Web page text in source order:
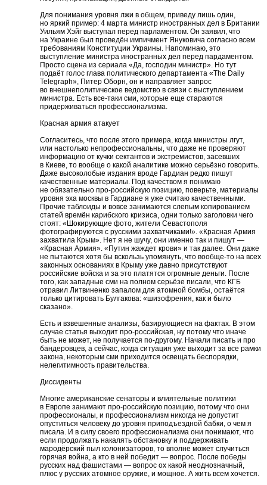
Для понимания уровня лжи в общем, приведу лишь один,
но яркий пример: 4 марта министр иностранных дел в Британии
Уильям Хэйг выступал перед парламентом. Он заявил, что
на Украине был проведён импичмент Януковича согласно всем
требованиям Конституции Украины. Напоминаю, это
выступление министра иностранных дел перед пардаментом.
Просто сцена из сериала «Да, господин министр». Но тут
подаёт голос глава политического департамента «The Daily
Telegraph», Питер Оборн, он и направляет запрос
во внешнеполитическое ведомство в связи с выступлением
министра. Есть все-таки сми, которые еще стараются
придерживаться профессионализма.
Красная армия атакует
Согласитесь, что после этого примера, когда министры лгут,
или настолько непрофессиональны, что даже не проверяют
информацию от кучки сектантов и экстремистов, засевших
в Киеве, то вообще о какой аналитике можно серьёзно говорить.
Даже высоколобые издания вроде Гардиан редко пишут
качественные материалы. Под качеством я понимаю
не обязательно про-российскую позицию, поверьте, материалы
уровня эха москвы в Гардиане я уже считаю качественными.
Прочие таблоиды и вовсе занимаются слепым копированием
статей времён карибского кризиса, одни только заголовки чего
стоят: «Шокирующие фото, жители Севастополя
фотографируются с русскими захватчиками!». «Красная Армия
захватила Крым». Нет я не шучу, они именно так и пишут —
«Красная Армия». «Путин жаждет крови» и так далее. Они даже
не пытаются хотя бы вскользь упомянуть, что вообще-то на всех
законных основаниях в Крыму уже давно присутствуют
российские войска и за это платятся огромные деньги. После
того, как западные сми на полном серьёзе писали, что КГБ
отравил Литвиненко запалом для атомной бомбы, остаётся
только цитировать Булгакова: «шизофрения, как и было
сказано».
Есть и взвешенные анализы, базирующиеся на фактах. В этом
случае статья выходит про-российская, ну потому что иначе
быть не может, не получается по-другому. Начали писать и про
бандеровцев, а сейчас, когда ситуация уже выходит за все рамки
закона, некоторым сми приходится освещать беспорядки,
нелегитимность правительства.
Диссиденты
Многие американские сенаторы и влиятельные политики
в Европе занимают про-российскую позицию, потому что они
профессионалы, и профессионализм никогда не допустит
опуститься человеку до уровня приподъездной бабки, о чем я
писала. И в силу своего профессионализма они понимают, что
если продолжать накалять обстановку и поддерживать
мародёрский пыл колонизаторов, то вполне может случиться
горячая война, а кто в ней победит — вопрос. После победы
русских над фашистами — вопрос ох какой неоднозначный,
плюс у русских атомное оружие, и мощное. А жить всем хочется.